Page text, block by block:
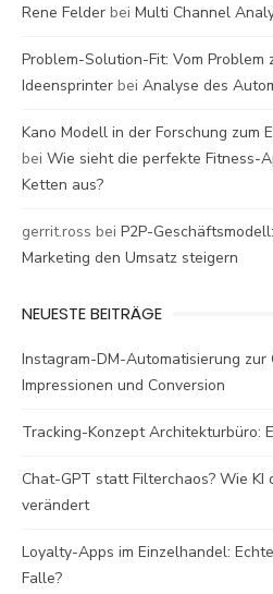
Rene Felder bei Multi Channel
Problem-Solution-Fit: Vom Problem
Ideensprinter bei Analyse des
Kano Modell in der Forschung zum
bei Wie sieht die perfekte Fitness-
Ketten aus?
gerrit.ross bei P2P-
Marketing den Umsatz steigern
NEUESTE BEITRÄGE
Instagram-DM-Automatisierung zur
Impressionen und Conversion
Tracking-Konzept Architekturbüro:
Chat-GPT statt Filterchaos? Wie
verändert
Loyalty-Apps im Einzelhandel:
Falle?